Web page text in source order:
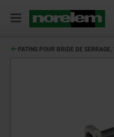
PATINS POUR BRIDE DE